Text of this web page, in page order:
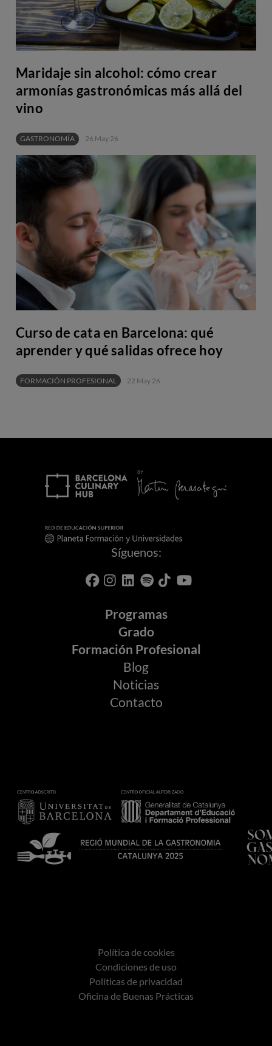
Maridaje sin alcohol: cómo crear
armonías gastronómicas más allá del
vino
GASTRONOMÍA 26 May 26
Curso de cata en Barcelona: qué
aprender y qué salidas ofrece hoy
FORMACIÓN PROFESIONAL 22 May 26
Síguenos:
Programas
Grado
Formación Profesional
Blog
Noticias
Contacto
Política de cookies
Condiciones de uso
Políticas de privacidad
Oficina de Buenas Prácticas